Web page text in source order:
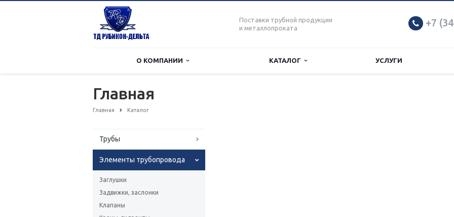
Поставки трубной продукции
и металлопроката
+7
О КОМПАНИИ КАТАЛОГ УСЛУГИ
Главная
Главная Каталог
Трубы
Элементы трубопровода
Заглушки
Задвижки, заслонки
Клапаны